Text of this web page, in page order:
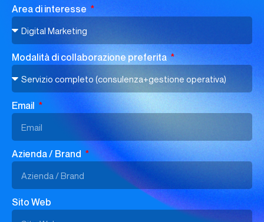
Area di interesse
Modalità di collaborazione preferita
Email
Azienda / Brand
Sito Web